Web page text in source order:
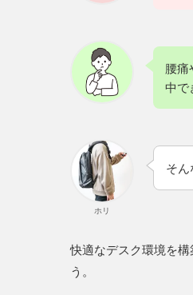
腰痛
中で
ホリ
そん
快適なデスク環境を
う。